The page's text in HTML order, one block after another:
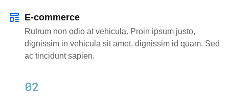
E-commerce
Rutrum non odio at vehicula. Proin ipsum justo,
dignissim in vehicula sit amet, dignissim id quam. Sed
ac tincidunt sapien.
02